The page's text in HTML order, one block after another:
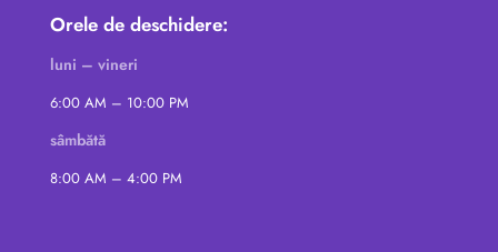
Orele de deschidere:
luni – vineri
6:00 AM – 10:00 PM
sâmbătă
8:00 AM – 4:00 PM